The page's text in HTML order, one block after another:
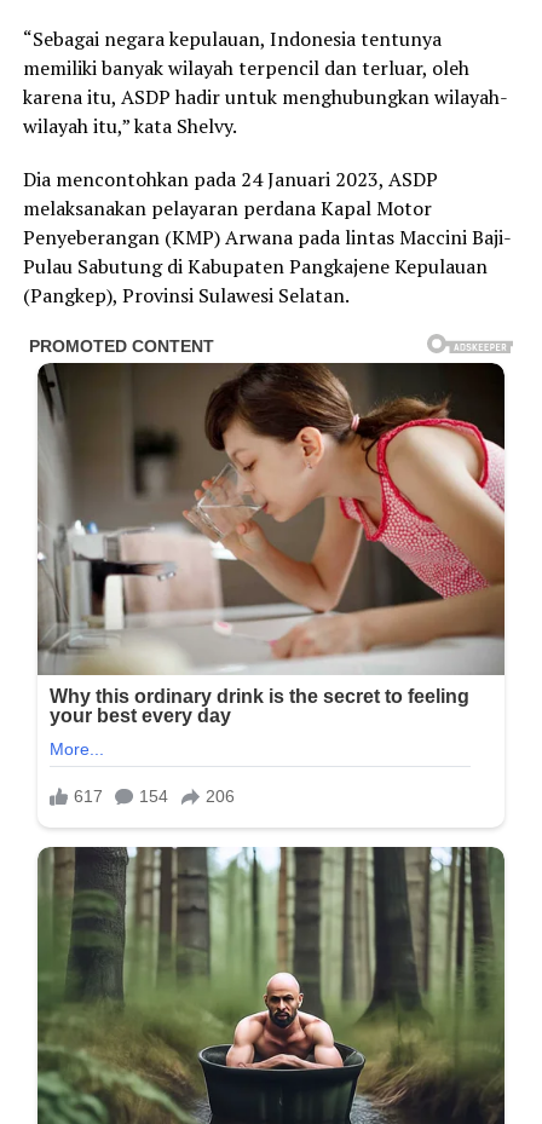
“Sebagai negara kepulauan, Indonesia tentunya
memiliki banyak wilayah terpencil dan terluar, oleh
karena itu, ASDP hadir untuk menghubungkan wilayah-
wilayah itu,” kata Shelvy.
Dia mencontohkan pada 24 Januari 2023, ASDP
melaksanakan pelayaran perdana Kapal Motor
Penyeberangan (KMP) Arwana pada lintas Maccini Baji-
Pulau Sabutung di Kabupaten Pangkajene Kepulauan
(Pangkep), Provinsi Sulawesi Selatan.